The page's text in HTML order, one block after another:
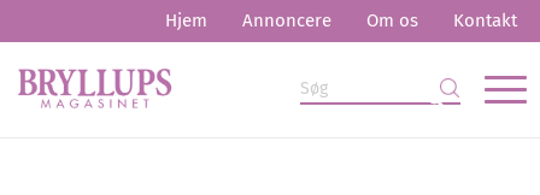
Hjem Annoncere Om os Kontakt